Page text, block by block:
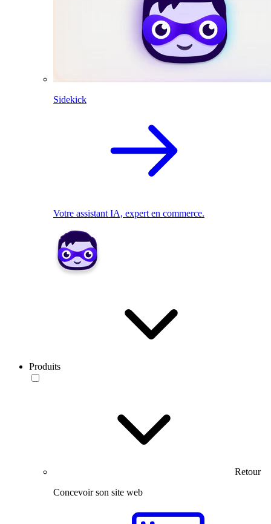
Sidekick
Votre assistant IA, expert en commerce.
Produits
Retour
Concevoir son site web